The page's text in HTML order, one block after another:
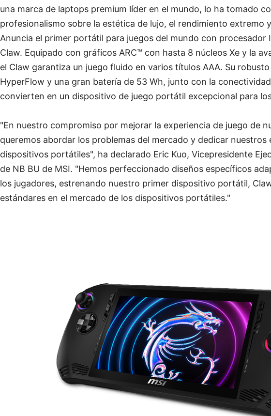
una marca de laptops premium líder en el mundo, lo ha tomado
profesionalismo sobre la estética de lujo, el rendimiento extremo
Anuncia el primer portátil para juegos del mundo con procesador
Claw. Equipado con gráficos ARC™ con hasta 8 núcleos Xe y la
el Claw garantiza un juego fluido en varios títulos AAA. Su
HyperFlow y una gran batería de 53 Wh, junto con la
convierten en un dispositivo de juego portátil excepcional para
"En nuestro compromiso por mejorar la experiencia de juego de
queremos abordar los problemas del mercado y dedicar nuestros
dispositivos portátiles", ha declarado Eric Kuo, Vicepresidente
de NB BU de MSI. "Hemos perfeccionado diseños específicos
los jugadores, estrenando nuestro primer dispositivo portátil,
estándares en el mercado de los dispositivos portátiles."